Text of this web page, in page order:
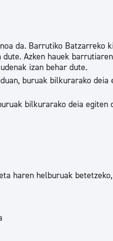
da. Barrutiko Batzarreko
Azken hauek
izan behar dute.
buruak bilkurarako deia
bilkurarako deia
haren helburuak